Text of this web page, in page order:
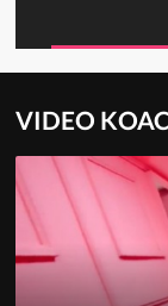
VIDEO